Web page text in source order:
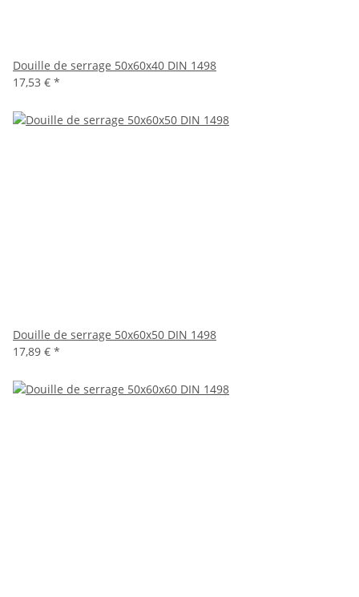
Douille de serrage 50x60x40 DIN 1498
17,53 € *
Douille de serrage 50x60x50 DIN 1498
17,89 € *